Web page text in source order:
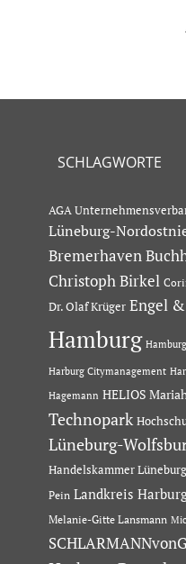
SCHLAGWORTE
AGA
Lüneburg-
Bremerhaven
Christoph Birkel
Dr. Olaf Krüger Engel
Hamburg
Harburg Citymanagement
Hagemann HELIOS
Technopark
Lüneburg-
Handelskammer
Pein Landkreis
Melanie-Gitte Lansmann